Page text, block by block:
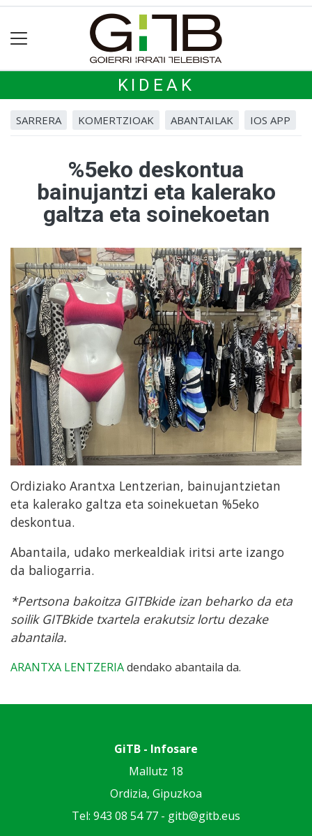
KIDEAK
SARRERA KOMERTZIOAK ABANTAILAK IOS APP
%5eko deskontua
bainujantzi eta kalerako
galtza eta soinekoetan
Ordiziako Arantxa Lentzerian, bainujantzietan
eta kalerako galtza eta soinekuetan %5eko
deskontua.
Abantaila, udako merkealdiak iritsi arte izango
da baliogarria.
*Pertsona bakoitza GITBkide izan beharko da eta
soilik GITBkide txartela erakutsiz lortu dezake
abantaila.
ARANTXA LENTZERIAdendako abantaila da.
GiTB - Infosare
Mallutz 18
Ordizia, Gipuzkoa
Tel: 943 08 54 77 - gitb@gitb.eus